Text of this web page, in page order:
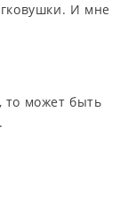
И мне
то может быть